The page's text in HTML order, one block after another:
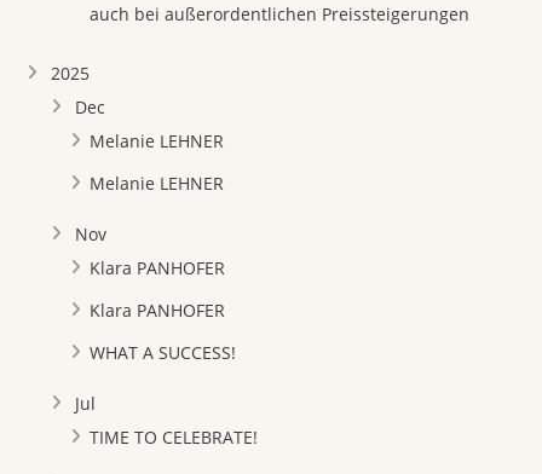
auch bei außerordentlichen Preissteigerungen
2025
Dec
Melanie LEHNER
Melanie LEHNER
Nov
Klara PANHOFER
Klara PANHOFER
WHAT A SUCCESS!
Jul
TIME TO CELEBRATE!